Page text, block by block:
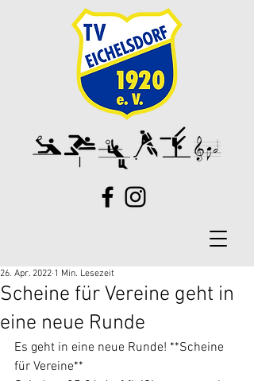
Scheine für Vereine geht in
eine neue Runde
26. Apr. 2022 1 Min. Lesezeit
Es geht in eine neue Runde! **Scheine
für Vereine**